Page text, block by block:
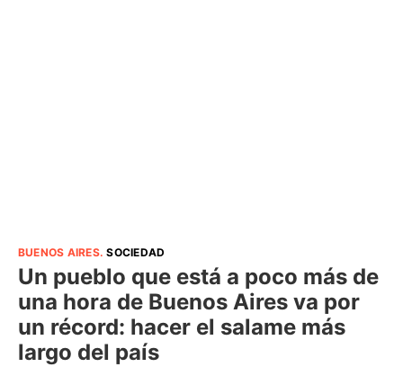
BUENOS AIRES.SOCIEDAD
Un pueblo que está a poco más de
una hora de Buenos Aires va por
un récord: hacer el salame más
largo del país